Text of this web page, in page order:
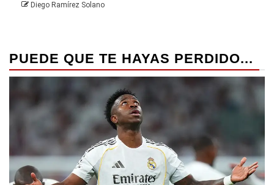
Diego Ramírez Solano
PUEDE QUE TE HAYAS PERDIDO...